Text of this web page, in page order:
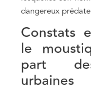
dangereux
Constats
le
part
urbaines